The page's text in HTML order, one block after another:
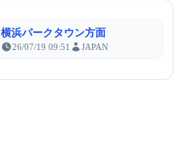
横浜パークタウン方面
26/07/19 09:51 JAPAN